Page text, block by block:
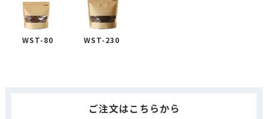
WST-80 WST-230
ご注文はこちらから